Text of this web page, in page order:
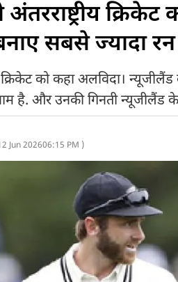
क्रिकेट
सबसे ज्यादा रन
क्रिकेट को कहा अलविदा।
है. और उनकी गिनती
Jun 202606:15 PM )